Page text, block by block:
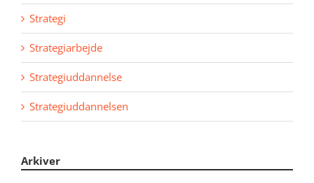
Strategi
Strategiarbejde
Strategiuddannelse
Strategiuddannelsen
Arkiver